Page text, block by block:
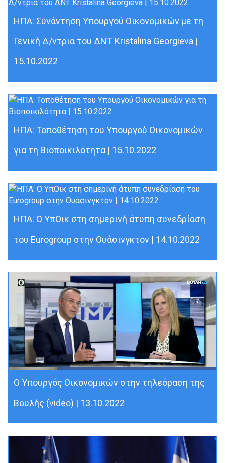
ΗΠΑ: Συνάντηση Υπουργού Οικονομικών με τη
Γενική Δ/ντρια του ΔΝΤ Kristalina Georgieva |
15.10.2022
ΗΠΑ: Τοποθέτηση του Υπουργού Οικονομικών
για τη Βιοποικιλότητα | 15.10.2022
ΗΠΑ: Ο ΥπΟικ στη σημερινή άτυπη συνεδρίαση
του Eurogroup στην Ουάσινγκτον | 14.10.2022
Ο Υπουργός Οικονομικών στην τηλεόραση της
Βουλής (video) | 13.10.2022